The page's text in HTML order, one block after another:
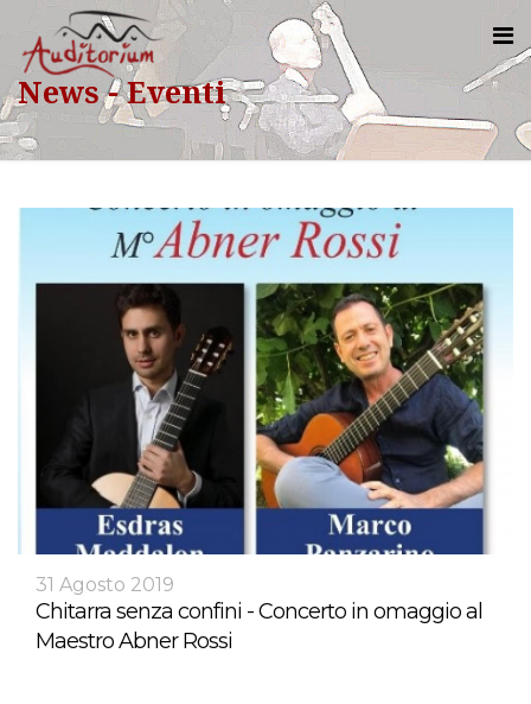
News - Eventi
31 Agosto 2019
Chitarra senza confini - Concerto in omaggio al
Maestro Abner Rossi